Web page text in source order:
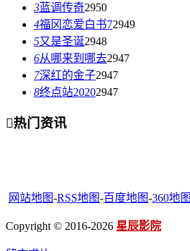
3蓝调传奇2950
4福冈恋爱白书72949
5又是圣诞2948
6从哪来到哪去2947
7深红的金子2947
8终点站20202947
热门资讯
网站地图-RSS地图-百度地图-360地图
Copyright © 2016-2026 星辰影院